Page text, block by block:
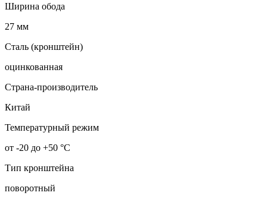
Ширина обода
27 мм
Сталь (кронштейн)
оцинкованная
Страна-производитель
Китай
Температурный режим
от -20 до +50 °С
Тип кронштейна
поворотный